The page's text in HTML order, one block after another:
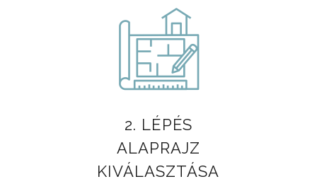
2. LÉPÉS
ALAPRAJZ
KIVÁLASZTÁSA